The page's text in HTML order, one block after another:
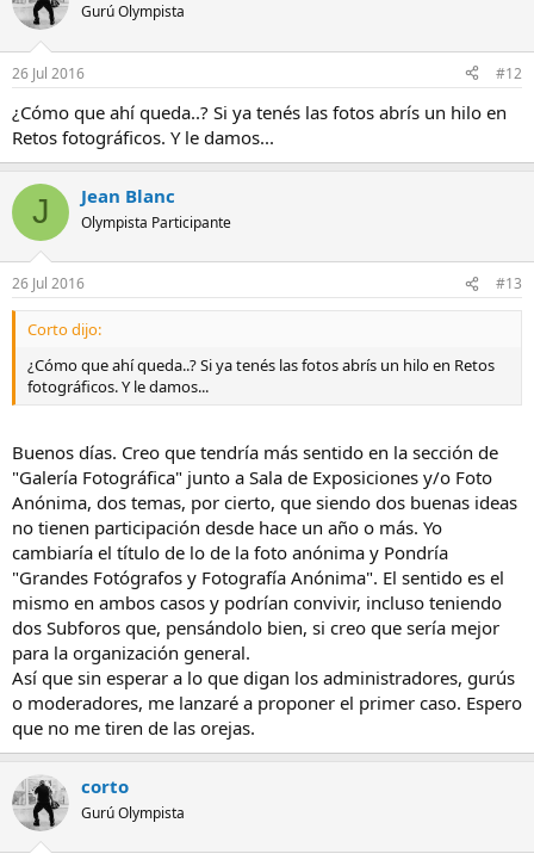
Gurú Olympista
26 Jul 2016 #12
¿Cómo que ahí queda..? Si ya tenés las fotos abrís un hilo en
Retos fotográficos. Y le damos...
J Jean Blanc
Olympista Participante
26 Jul 2016 #13
Corto dijo:
¿Cómo que ahí queda..? Si ya tenés las fotos abrís un hilo en Retos
fotográficos. Y le damos...
Buenos días. Creo que tendría más sentido en la sección de
"Galería Fotográfica" junto a Sala de Exposiciones y/o Foto
Anónima, dos temas, por cierto, que siendo dos buenas ideas
no tienen participación desde hace un año o más. Yo
cambiaría el título de lo de la foto anónima y Pondría
"Grandes Fotógrafos y Fotografía Anónima". El sentido es el
mismo en ambos casos y podrían convivir, incluso teniendo
dos Subforos que, pensándolo bien, si creo que sería mejor
para la organización general.
Así que sin esperar a lo que digan los administradores, gurús
o moderadores, me lanzaré a proponer el primer caso. Espero
que no me tiren de las orejas.
corto
Gurú Olympista